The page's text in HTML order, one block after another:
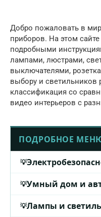
Добро пожаловать в
приборов. На этом
подробными
лампами, люстрами,
выключателями,
выбору и светильников
классификация со
видео интерьеров с
ПОДРОБНОЕ
Умный дом и
Лампы и